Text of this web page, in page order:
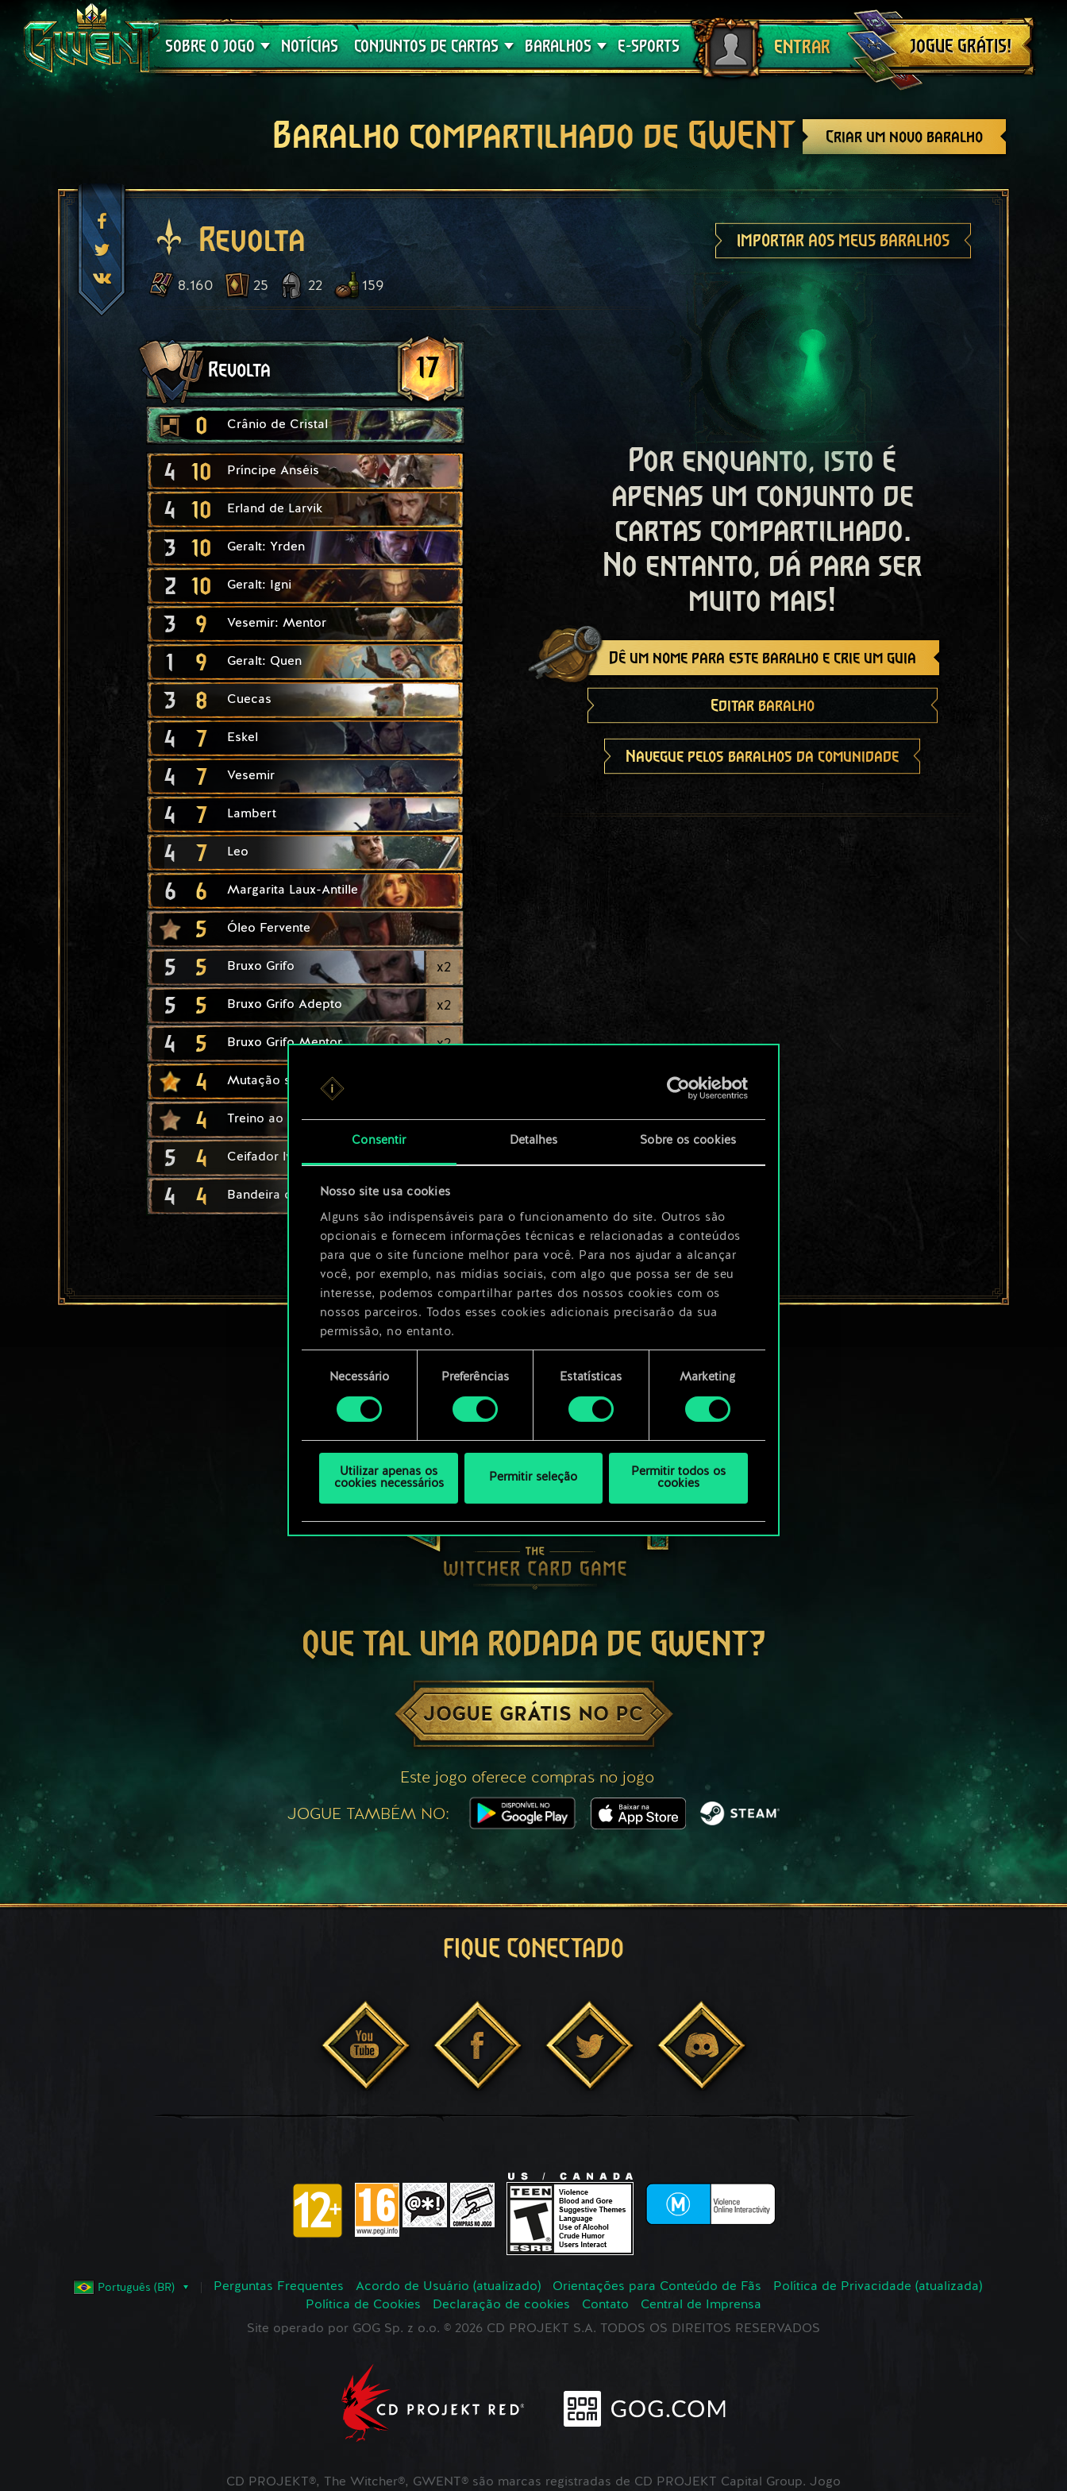
Consentir Detalhes Sobre os cookies
Nosso site usa cookies
Alguns são indispensáveis para o funcionamento do site. Outros são
opcionais e fornecem informações técnicas e relacionadas a conteúdos
para que o site funcione melhor para você. Para nos ajudar a alcançar
você, por exemplo, nas mídias sociais, com algo que possa ser de seu
interesse, podemos compartilhar partes dos nossos cookies com os
nossos parceiros. Todos esses cookies adicionais precisarão da sua
permissão, no entanto.
Você encontrará todos os detalhes sobre o uso de cookies e poderá
consentimento
Necessário Preferências Estatísticas Marketing
Utilizar apenas os
cookies necessários
Permitir seleção
Permitir todos os
cookies
SOBRE O JOGO
Suporte
NOTÍCIAS CONJUNTOS DE CARTAS
Crimson Curse
BARALHOS
Guia de Baralhos
E-SPORTS ENTRAR
Sair
JOGUE GRÁTIS!
Criar um novo baralho
Baralho compartilhado de GWENT
Revolta IMPORTAR AOS MEUS BARALHOS
8.160 25 22 159
Revolta 17
0 Crânio de Cristal
4 10 Príncipe Anséis
4 10 Erland de Larvik
3 10 Geralt: Yrden
2 10 Geralt: Igni
3 9 Vesemir: Mentor
1 9 Geralt: Quen
3 8 Cuecas
4 7 Eskel
4 7 Vesemir
4 7 Lambert
4 7 Leo
6 6 Margarita Laux-Antille
5 Óleo Fervente
5 5 Bruxo Grifo x2
5 5 Bruxo Grifo Adepto x2
4 5 Bruxo Grifo Mentor x2
4 Mutação seletiva
4 Treino ao Alvo
5 4 Ceifador lyriano
4 4 Bandeira de Dun x2
Por enquanto, isto é
apenas um conjunto de
cartas compartilhado.
No entanto, dá para ser
muito mais!
Dê um nome para este baralho e crie um guia
Editar baralho
Navegue pelos baralhos da comunidade
QUE TAL UMA RODADA DE GWENT?
JOGUE GRÁTIS NO PC
Este jogo oferece compras no jogo
JOGUE TAMBÉM NO:
FIQUE CONECTADO
Português (BR) Perguntas Frequentes Acordo de Usuário (atualizado) Orientações para Conteúdo de Fãs
Política de Privacidade (atualizada)
Política de Cookies
Declaração de cookies Contato
Central de Imprensa
Site operado por GOG Sp. z o.o. © 2026 CD PROJEKT S.A. TODOS OS DIREITOS RESERVADOS
CD PROJEKT®, The Witcher®, GWENT® são marcas registradas de CD PROJEKT Capital Group. Jogo